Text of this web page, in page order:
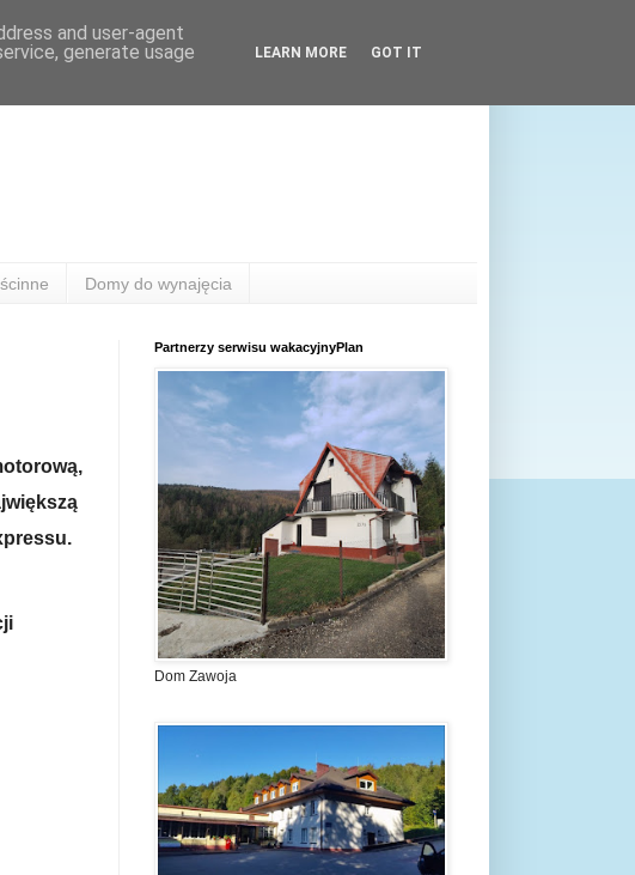
Domy do wynajęcia
Partnerzy serwisu wakacyjnyPlan
Dom Zawoja
and user-agent
generate usage
LEARN MORE GOT IT